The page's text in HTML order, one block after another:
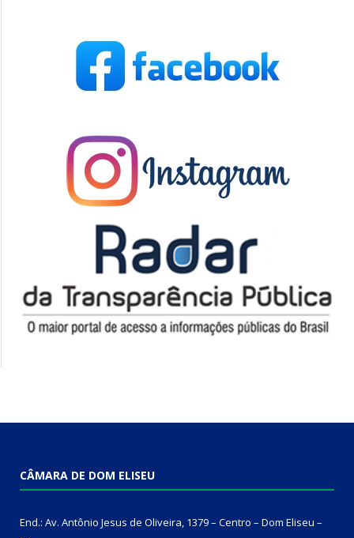
CÂMARA DE DOM ELISEU
End.: Av. Antônio Jesus de Oliveira, 1379 – Centro – Dom Eliseu –